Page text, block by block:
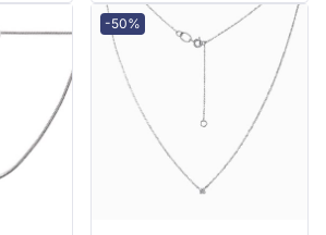
-50%